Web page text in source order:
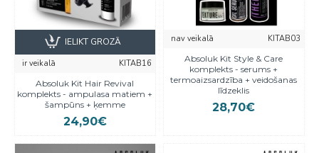
ir veikalā
KITAB16
Absoluk Kit Hair Revival
komplekts - ampulasа matiem +
šampūns + ķemme
24,90€
IELIKT GROZĀ nav veikalā
KITAB03
Absoluk Kit Style & Care
komplekts - serums +
termoaizsardzība + veidošanas
līdzeklis
28,70€